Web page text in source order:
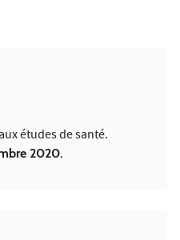
études de santé.
2020.